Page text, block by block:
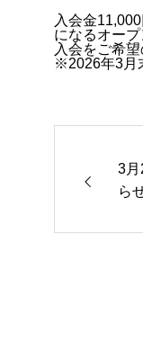
入会金
になるオー
入会をご希
※2026年3月
3月
ら